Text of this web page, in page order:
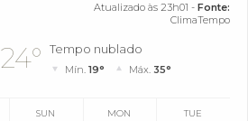
Atualizado às 23h01 - Fonte:
ClimaTempo
24° Tempo nublado
Mín.19° Máx. 35°
SUN MON TUE